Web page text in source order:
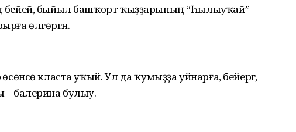
бейей, быйыл башҡорт ҡыҙҙарының “Һылыуҡай”
өлгөргән.
класта уҡый. Ул да ҡумыҙҙа уйнарға, бейергә,
балерина булыу.